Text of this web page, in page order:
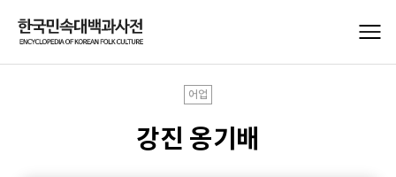
어업
강진 옹기배